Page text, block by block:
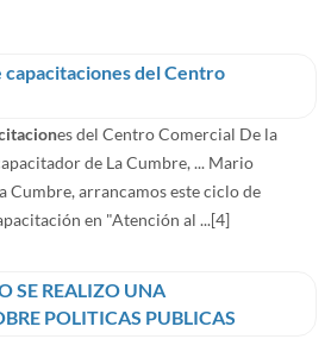
capacitaciones del Centro
es del Centro Comercial De la
de La Cumbre, ... Mario
Cumbre, arrancamos este ciclo de
en "Atención al ...[4]
SE REALIZO UNA
POLITICAS PUBLICAS